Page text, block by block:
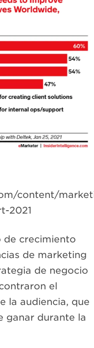
content/
2021
de crecimiento
de marketing
de negocio
el
la audiencia, que
ganar durante la